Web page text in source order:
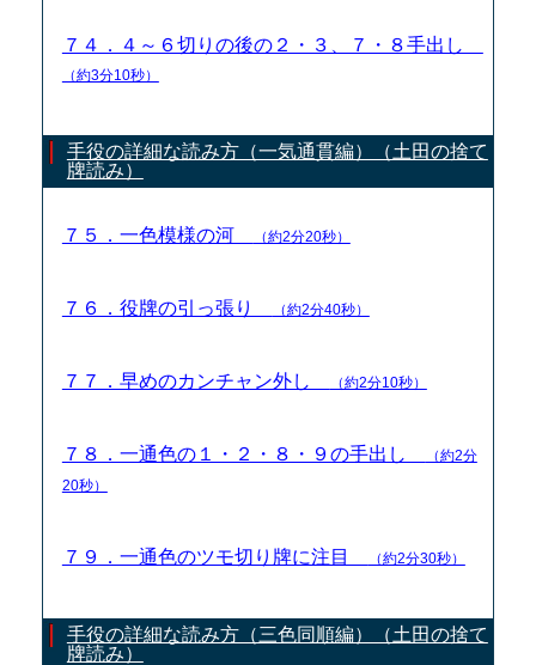
７４．４～６切りの後の２・３、７・８手出し
（約3分10秒）
手役の詳細な読み方（一気通貫編）（土田の捨て
牌読み）
７５．一色模様の河 （約2分20秒）
７６．役牌の引っ張り （約2分40秒）
７７．早めのカンチャン外し （約2分10秒）
７８．一通色の１・２・８・９の手出し
（約2分
20秒）
７９．一通色のツモ切り牌に注目 （約2分30秒）
手役の詳細な読み方（三色同順編）（土田の捨て
牌読み）